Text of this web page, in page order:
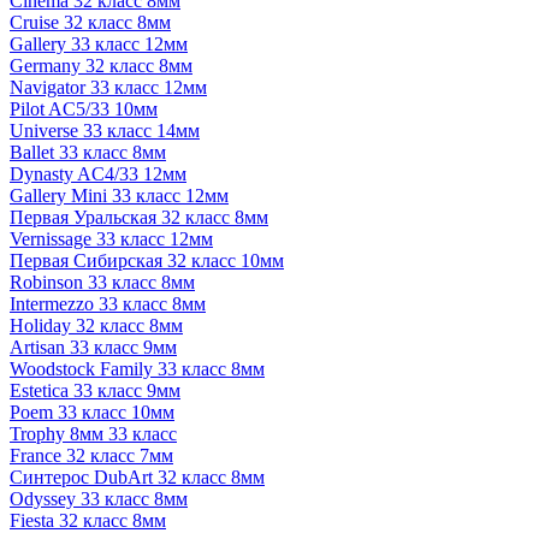
Cruise 32 класс 8мм
Gallery 33 класс 12мм
Germany 32 класс 8мм
Navigator 33 класс 12мм
Pilot AC5/33 10мм
Universe 33 класс 14мм
Ballet 33 класс 8мм
Dynasty AC4/33 12мм
Gallery Mini 33 класс 12мм
Первая Уральская 32 класс 8мм
Vernissage 33 класс 12мм
Первая Сибирская 32 класс 10мм
Robinson 33 класс 8мм
Intermezzo 33 класс 8мм
Holiday 32 класс 8мм
Artisan 33 класс 9мм
Woodstock Family 33 класс 8мм
Estetica 33 класс 9мм
Poem 33 класс 10мм
Trophy 8мм 33 класс
France 32 класс 7мм
Синтерос DubArt 32 класс 8мм
Odyssey 33 класс 8мм
Fiesta 32 класс 8мм